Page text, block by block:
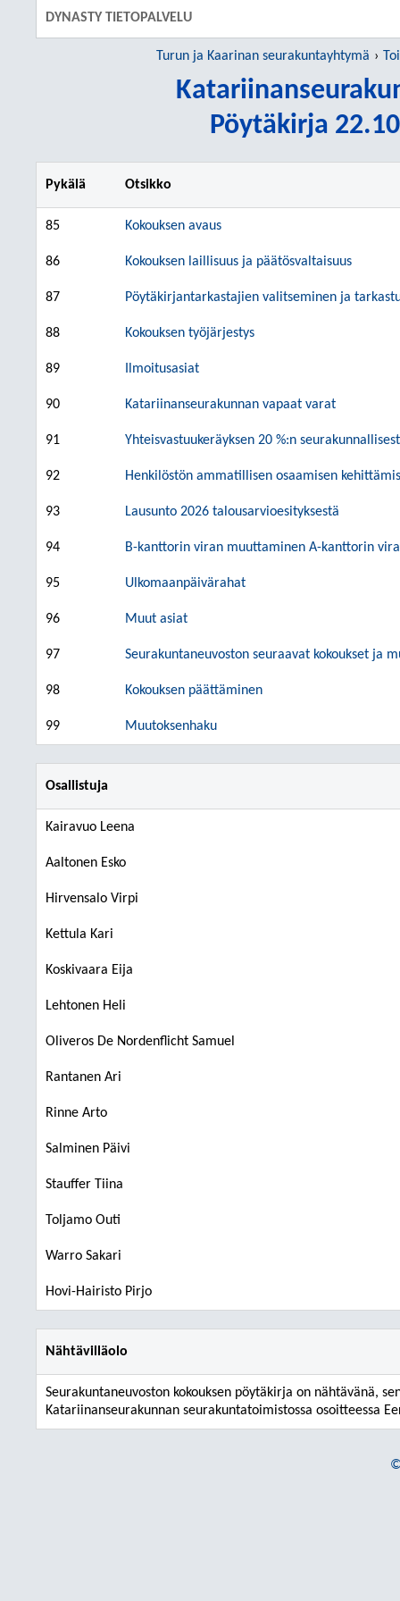
DYNASTY TIETOPALVELU
Turun ja Kaarinan seurakuntayhtymä
Pöytäkirja
Pykälä Otsikko
85 Kokouksen avaus
86 Kokouksen laillisuus ja päätösvaltaisuus
87 Pöytäkirjantarkastajien valitseminen ja
88 Kokouksen työjärjestys
89 Ilmoitusasiat
90 Katariinanseurakunnan vapaat varat
91 Yhteisvastuukeräyksen 20 %:n
92 Henkilöstön ammatillisen osaamisen
93 Lausunto 2026 talousarvioesityksestä
94 B-kanttorin viran muuttaminen A-kanttorin
95 Ulkomaanpäivärahat
96 Muut asiat
97 Seurakuntaneuvoston seuraavat kokoukset ja
98 Kokouksen päättäminen
99 Muutoksenhaku
Osallistuja
Kairavuo Leena
Aaltonen Esko
Hirvensalo Virpi
Kettula Kari
Koskivaara Eija
Lehtonen Heli
Oliveros De Nordenflicht Samuel
Rantanen Ari
Rinne Arto
Salminen Päivi
Stauffer Tiina
Toljamo Outi
Warro Sakari
Hovi-Hairisto Pirjo
Nähtävilläolo
Seurakuntaneuvoston kokouksen pöytäkirja on nähtävänä,
Katariinanseurakunnan seurakuntatoimistossa osoitteessa